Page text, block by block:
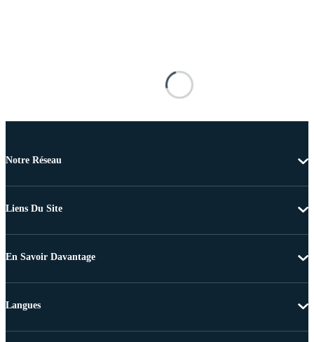
Notre Réseau
Liens Du Site
En Savoir Davantage
Langues